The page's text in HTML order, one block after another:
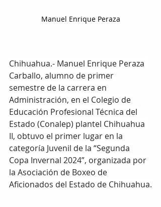
Manuel Enrique Peraza
Chihuahua.- Manuel Enrique Peraza
Carballo, alumno de primer
semestre de la carrera en
Administración, en el Colegio de
Educación Profesional Técnica del
Estado (Conalep) plantel Chihuahua
II, obtuvo el primer lugar en la
categoría Juvenil de la “Segunda
Copa Invernal 2024”, organizada por
la Asociación de Boxeo de
Aficionados del Estado de Chihuahua.